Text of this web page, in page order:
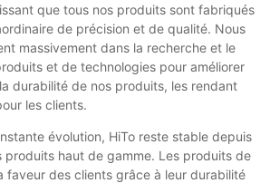
que tous nos produits sont fabriqués
de précision et de qualité. Nous
massivement dans la recherche et le
et de technologies pour améliorer
durabilité de nos produits, les rendant
les clients.
évolution, HiTo reste stable depuis
produits haut de gamme. Les produits de
faveur des clients grâce à leur durabilité